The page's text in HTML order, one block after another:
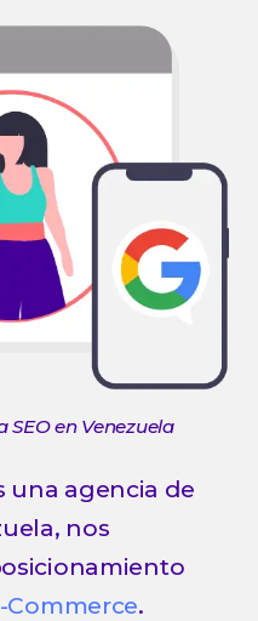
SEO en Venezuela
una agencia de
nos
Commerce.